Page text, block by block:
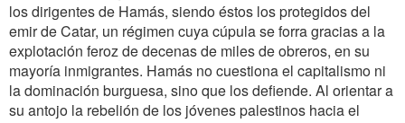
los dirigentes de Hamás, siendo éstos los protegidos del
emir de Catar, un régimen cuya cúpula se forra gracias a la
explotación feroz de decenas de miles de obreros, en su
mayoría inmigrantes. Hamás no cuestiona el capitalismo ni
la dominación burguesa, sino que los defiende. Al orientar a
su antojo la rebelión de los jóvenes palestinos hacia el